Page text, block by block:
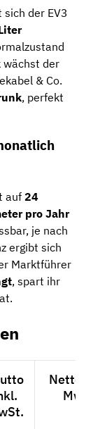
sich der EV3
wächst der
& Co.
, perfekt
auf 24
pro Jahr
je nach
ergibt sich
Marktführer
, spart ihr
Netto
MwSt.